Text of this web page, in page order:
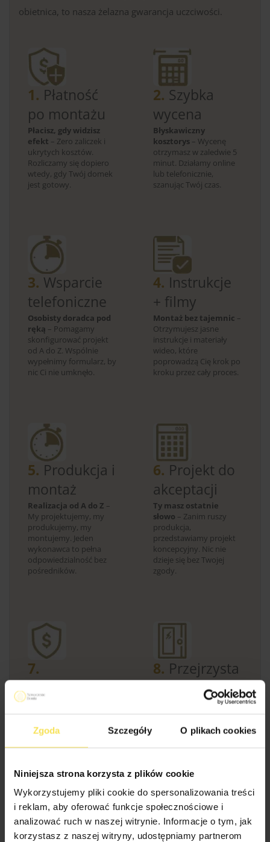
Zgoda Szczegóły O plikach cookies
Niniejsza strona korzysta z plików cookie
Wykorzystujemy pliki cookie do spersonalizowania treści
i reklam, aby oferować funkcje społecznościowe i
analizować ruch w naszej witrynie. Informacje o tym, jak
korzystasz z naszej witryny, udostępniamy partnerom
obietnica, to nasza żelazna gwarancja uczciwości.
1. Płatność
po montażu
Płacisz, gdy widzisz
efekt – Zero zaliczek i
ukrytych kosztów.
Rozliczamy się dopiero
wtedy, gdy Twój domek
jest gotowy.
2. Szybka
wycena
Błyskawiczny
kosztorys – Wycenę
otrzymasz w zaledwie 5
minut. Działamy online
lub telefonicznie,
szanując Twój czas.
3. Wsparcie
telefoniczne
Osobisty doradca pod
ręką – Pomagamy
skonfigurować projekt
od A do Z. Wspólnie
wypełnimy formularz, by
nic Ci nie umknęło.
4. Instrukcje
+ filmy
Montaż bez tajemnic –
Otrzymujesz jasne
instrukcje i materiały
wideo, które
poprowadzą Cię krok po
kroku przez cały proces.
5. Produkcja i
montaż
Realizacja od A do Z –
My projektujemy, my
produkujemy, my
montujemy. Jeden
wykonawca to pełna
odpowiedzialność bez
pośredników.
6. Projekt do
akceptacji
Ty masz ostatnie
słowo – Zanim ruszy
produkcja,
przedstawiamy projekt
koncepcyjny. Nic nie
dzieje się bez Twojej
zgody.
7.
wizję? Dopasujemy
każdy detal konstrukcji
do Twoich
8. Przejrzysta
Jasne zasady, bez
Gwarantujemy stałą
cenę i konkretny zakres
budowy.